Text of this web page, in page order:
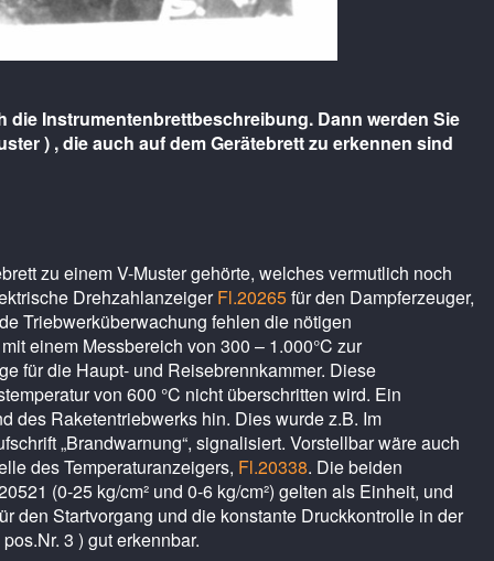
Instrumentenbrettbeschreibung. Dann werden Sie
) , die auch auf dem Gerätebrett zu erkennen sind
zu einem V-Muster gehörte, welches vermutlich noch
Drehzahlanzeiger Fl.20265für den Dampferzeuger,
Triebwerküberwachung fehlen die nötigen
einem Messbereich von 300 – 1.000°C zur
für die Haupt- und Reisebrennkammer. Diese
von 600 °C nicht überschritten wird. Ein
des Raketentriebwerks hin. Dies wurde z.B. Im
„Brandwarnung“, signalisiert. Vorstellbar wäre auch
des Temperaturanzeigers, Fl.20338. Die beiden
(0-25 kg/cm² und 0-6 kg/cm²) gelten als Einheit, und
den Startvorgang und die konstante Druckkontrolle in der
3 ) gut erkennbar.